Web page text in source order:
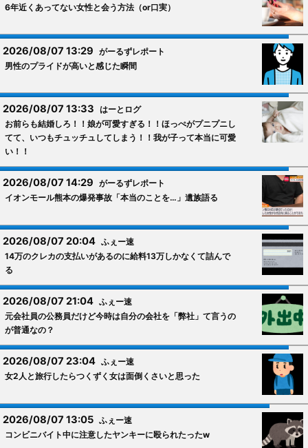
6年近くあってない女性と会う方法（or口実）
2026/08/07 13:29がーるずレポート
男性のプライドが高いと感じた瞬間
2026/08/07 13:33はーとログ
お前らも結婚しろ！！娘が可愛すぎる！！ほっぺがプニプニし
てて、いつもチュッチュしてしまう！！我が子って本当に可愛
い！！
2026/08/07 14:29がーるずレポート
イオンモール熊本の爆発事故「本当のことを…」遺族語る
2026/08/07 20:04ふぇー速
14万のクレカの支払いがあるのに給料13万しかなくて詰んで
る
2026/08/07 21:04ふぇー速
元会社員の公務員だけど今時は自分の会社を「弊社」て言うの
が普通なの？
2026/08/07 23:04ふぇー速
女2人と旅行したらつくずく女は面倒くさいと思った
2026/08/07 13:05ふぇー速
コンビニバイト中に注意したヤンキーに殴られたったw